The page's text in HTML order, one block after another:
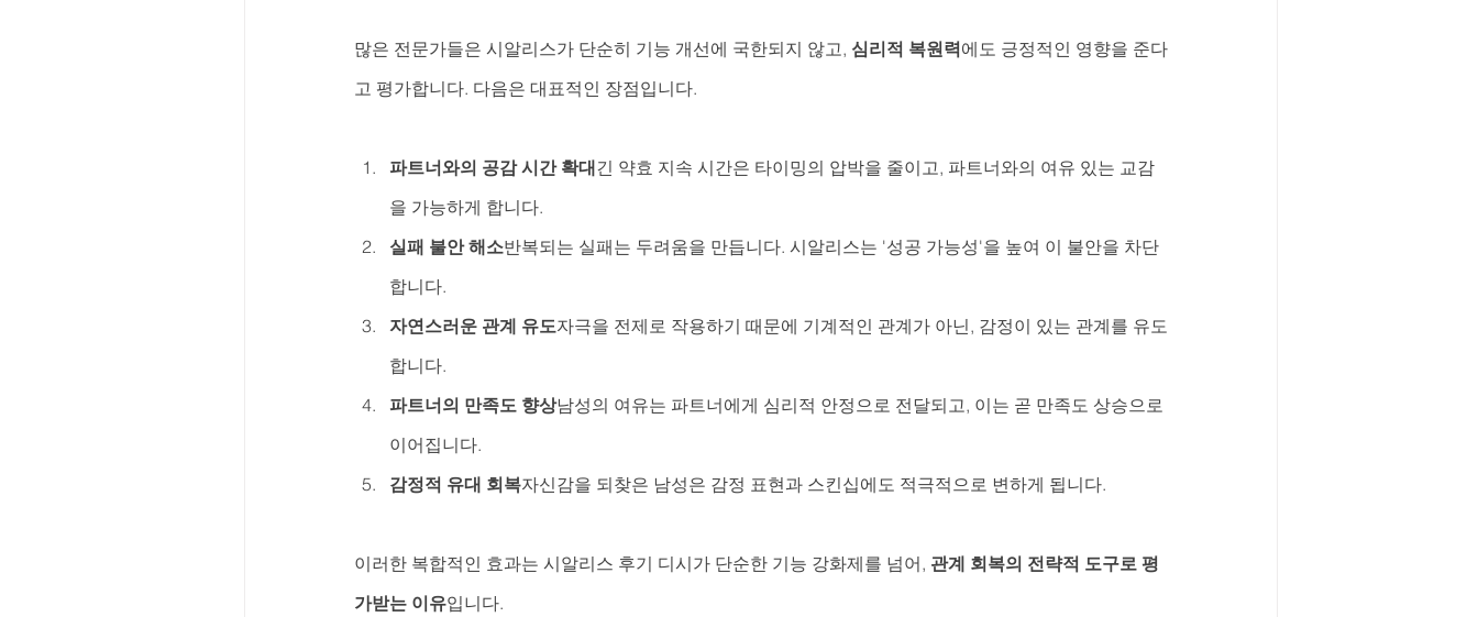
많은 전문가들은 시알리스가 단순히 기능 개선에 국한되지 않고, 심리적 복원력에도 긍정적인 영향을 준다
고 평가합니다. 다음은 대표적인 장점입니다.
파트너와의 공감 시간 확대긴 약효 지속 시간은 타이밍의 압박을 줄이고, 파트너와의 여유 있는 교감
을 가능하게 합니다.
실패 불안 해소반복되는 실패는 두려움을 만듭니다. 시알리스는 '성공 가능성'을 높여 이 불안을 차단
합니다.
자연스러운 관계 유도자극을 전제로 작용하기 때문에 기계적인 관계가 아닌, 감정이 있는 관계를 유도
합니다.
파트너의 만족도 향상남성의 여유는 파트너에게 심리적 안정으로 전달되고, 이는 곧 만족도 상승으로
이어집니다.
감정적 유대 회복자신감을 되찾은 남성은 감정 표현과 스킨십에도 적극적으로 변하게 됩니다.
이러한 복합적인 효과는 시알리스 후기 디시가 단순한 기능 강화제를 넘어, 관계 회복의 전략적 도구로 평
가받는 이유입니다.